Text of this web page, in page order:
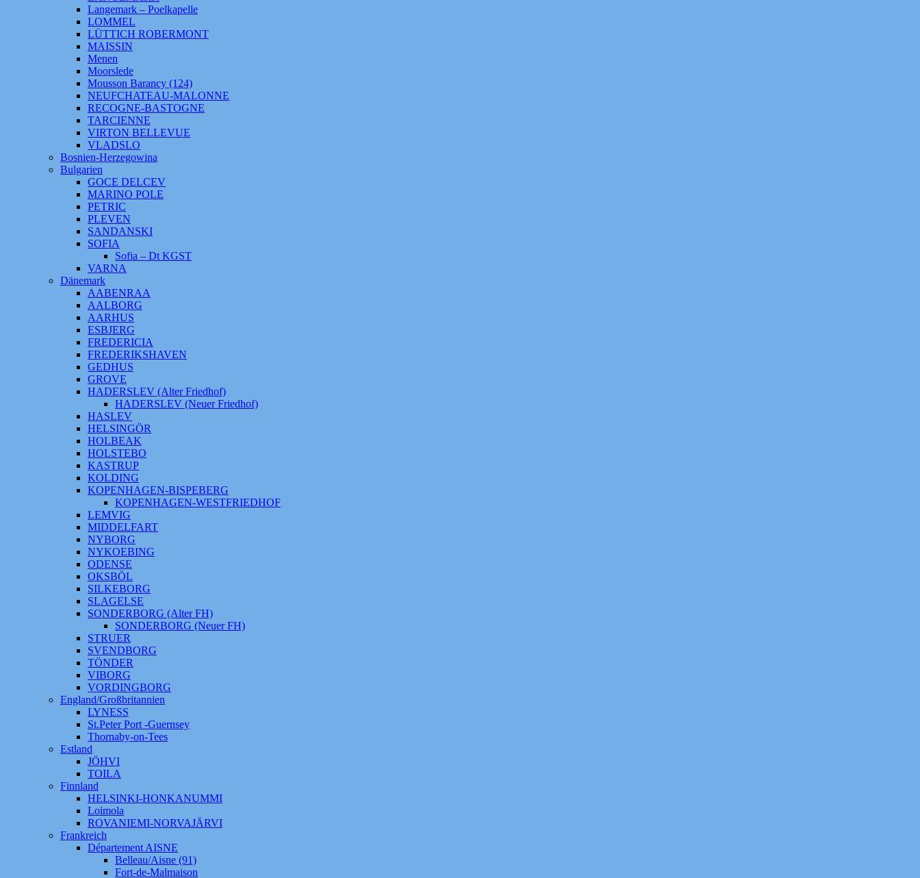
Langemark – Poelkapelle
LOMMEL
LÜTTICH ROBERMONT
MAISSIN
Menen
Moorslede
Mousson Barancy (124)
NEUFCHATEAU-MALONNE
RECOGNE-BASTOGNE
TARCIENNE
VIRTON BELLEVUE
VLADSLO
Bosnien-Herzegowina
Bulgarien
GOCE DELCEV
MARINO POLE
PETRIC
PLEVEN
SANDANSKI
SOFIA
Sofia – Dt KGST
VARNA
Dänemark
AABENRAA
AALBORG
AARHUS
ESBJERG
FREDERICIA
FREDERIKSHAVEN
GEDHUS
GROVE
HADERSLEV (Alter Friedhof)
HADERSLEV (Neuer Friedhof)
HASLEV
HELSINGÖR
HOLBEAK
HOLSTEBO
KASTRUP
KOLDING
KOPENHAGEN-BISPEBERG
KOPENHAGEN-WESTFRIEDHOF
LEMVIG
MIDDELFART
NYBORG
NYKOEBING
ODENSE
OKSBÖL
SILKEBORG
SLAGELSE
SONDERBORG (Alter FH)
SONDERBORG (Neuer FH)
STRUER
SVENDBORG
TÖNDER
VIBORG
VORDINGBORG
England/Großbritannien
LYNESS
St.Peter Port -Guernsey
Thornaby-on-Tees
Estland
JÖHVI
TOILA
Finnland
HELSINKI-HONKANUMMI
Loimola
ROVANIEMI-NORVAJÄRVI
Frankreich
Département AISNE
Belleau/Aisne (91)
Fort-de-Malmaison